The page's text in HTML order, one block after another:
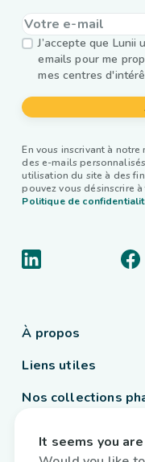
J’accepte que
emails pour me
mes centres
En vous inscrivant à
des e-mails
utilisation du site à des
pouvez vous désinscrire
Politique de
À propos
Liens utiles
Nos collections
Belgique Français
It seems you